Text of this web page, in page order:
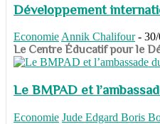
Développement
Economie Annik Chalifour -
​​​​​​​Le Centre Éducatif pour le
Le BMPAD et
Economie Jude Edgard Boris